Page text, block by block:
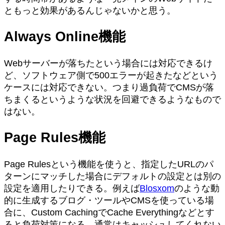
ともっと効果があるんじゃないかと思う。
Always Online機能
Webサーバーが落ちたという場合には対応できるけ
ど、ソフトウェア側で500エラーが起きたなどという
ケースには対応できない。つまり過負荷でCMSが落
ちまくるというような状況を回避できるようなもので
はない。
Page Rules機能
Page Rulesという機能を使うと、指定したURLのパ
ターンにマッチした場合にデフォルトの設定とは別の
設定を適用したりできる。例えばBlosxomのような動
的に生成するブログ・ツールやCMSを使っている場
合に、Custom CachingでCache Everythingなどとす